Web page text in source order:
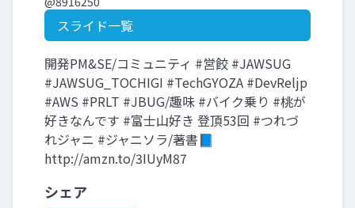
スライド一覧
開発PM&SE/コミュニティ #営餃 #JAWSUG
#JAWSUG_TOCHIGI #TechGYOZA #DevReljp
#AWS #PRLT #JBUG/趣味 #バイク乗り #桃が
好きなんです #富士山好き 登頂53回 #つれづ
れジャニ #ジャニソラ/著書📘
http://amzn.to/3IUyM87
シェア